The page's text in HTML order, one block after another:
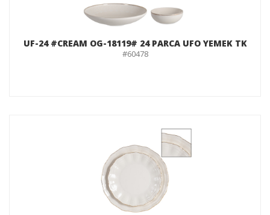
UF-24 #CREAM OG-18119# 24 PARCA UFO YEMEK TK
#60478